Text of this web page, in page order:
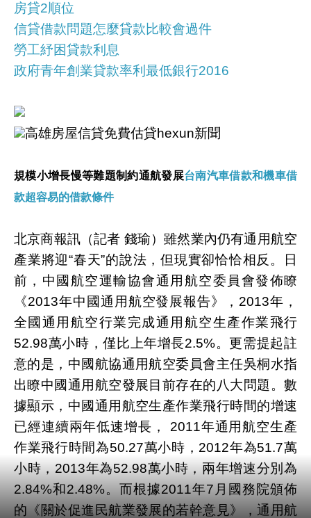
房貸2順位
信貸借款問題怎麼貸款比較會過件
勞工紓困貸款利息
政府青年創業貸款率利最低銀行2016
高雄房屋信貸免費估貸hexun新聞
規模小增長慢等難題制約通航發展台南汽車借款和機車借
款超容易的借款條件
北京商報訊（記者 錢瑜）雖然業內仍有通用航空
產業將迎“春天”的說法，但現實卻恰恰相反。日
前，中國航空運輸協會通用航空委員會發佈瞭
《2013年中國通用航空發展報告》，2013年，
全國通用航空行業完成通用航空生產作業飛行
52.98萬小時，僅比上年增長2.5%。更需提起註
意的是，中國航協通用航空委員會主任吳桐水指
出瞭中國通用航空發展目前存在的八大問題。數
據顯示，中國通用航空生產作業飛行時間的增速
已經連續兩年低速增長， 2011年通用航空生產
作業飛行時間為50.27萬小時，2012年為51.7萬
小時，2013年為52.98萬小時，兩年增速分別為
2.84%和2.48%。而根據2011年7月國務院頒佈
的《關於促進民航業發展的若幹意見》，通用航